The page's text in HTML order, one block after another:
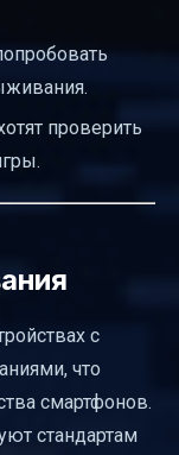
проверить
с
что
смартфонов.
стандартам